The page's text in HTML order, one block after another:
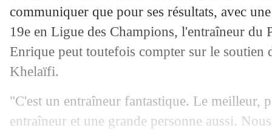
communiquer que pour ses résultats, avec
19e en Ligue des Champions, l'entraîneur du
Enrique peut toutefois compter sur le soutien
Khelaïfi.
"C'est un entraîneur fantastique. Le meilleur,
entraîneur et une grande personne aussi.
11/10 EdF: Deschamps titille Olise
11/10 Kallithéa : la nouvelle vie de
11/10 Paris FC
: ça se confirme pour Viana